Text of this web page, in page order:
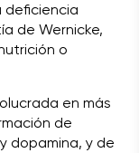
deficiencia
de Wernicke,
o
en más
de
dopamina, y de